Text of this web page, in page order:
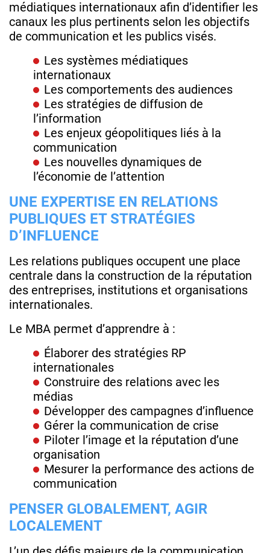
médiatiques internationaux afin d’identifier les
canaux les plus pertinents selon les objectifs
de communication et les publics visés.
Les systèmes médiatiques
internationaux
Les comportements des audiences
Les stratégies de diffusion de
l’information
Les enjeux géopolitiques liés à la
communication
Les nouvelles dynamiques de
l’économie de l’attention
UNE EXPERTISE EN RELATIONS
PUBLIQUES ET STRATÉGIES
D’INFLUENCE
Les relations publiques occupent une place
centrale dans la construction de la réputation
des entreprises, institutions et organisations
internationales.
Le MBA permet d’apprendre à :
Élaborer des stratégies RP
internationales
Construire des relations avec les
médias
Développer des campagnes d’influence
Gérer la communication de crise
Piloter l’image et la réputation d’une
organisation
Mesurer la performance des actions de
communication
PENSER GLOBALEMENT, AGIR
LOCALEMENT